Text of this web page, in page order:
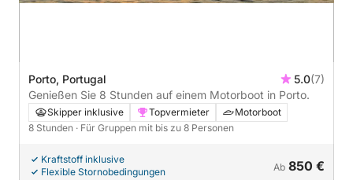
Porto, Portugal 5.0(7)
Genießen Sie 8 Stunden auf einem Motorboot in Porto.
Skipper inklusive Topvermieter
Motorboot
8 Stunden · Für Gruppen mit bis zu 8 Personen
Kraftstoff inklusive
Flexible Stornobedingungen
Ab 850 €